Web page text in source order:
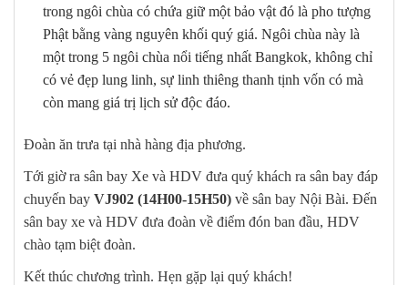
trong ngôi chùa có chứa giữ một bảo vật đó là pho tượng
Phật bằng vàng nguyên khối quý giá. Ngôi chùa này là
một trong 5 ngôi chùa nổi tiếng nhất Bangkok, không chỉ
có vẻ đẹp lung linh, sự linh thiêng thanh tịnh vốn có mà
còn mang giá trị lịch sử độc đáo.
Đoàn ăn trưa tại nhà hàng địa phương.
Tới giờ ra sân bay Xe và HDV đưa quý khách ra sân bay đáp
chuyến bay VJ902 (14H00-15H50) về sân bay Nội Bài. Đến
sân bay xe và HDV đưa đoàn về điểm đón ban đầu, HDV
chào tạm biệt đoàn.
Kết thúc chương trình. Hẹn gặp lại quý khách!